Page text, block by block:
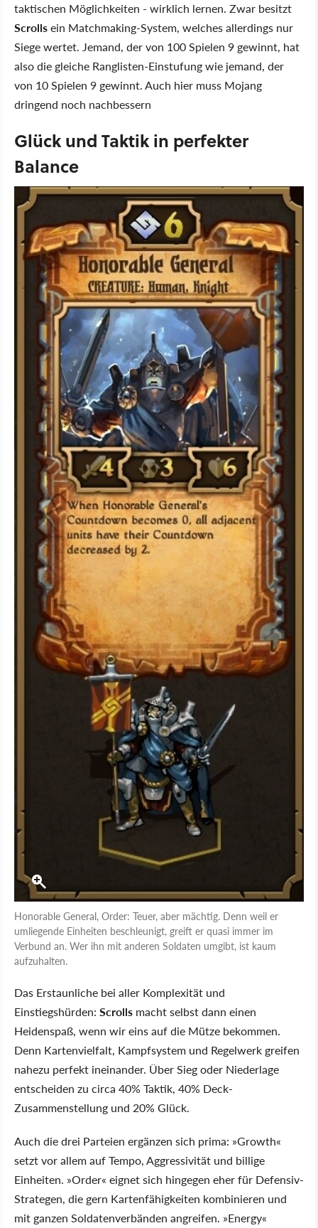
taktischen Möglichkeiten - wirklich lernen. Zwar besitzt
Scrollsein Matchmaking-System, welches allerdings nur
Siege wertet. Jemand, der von 100 Spielen 9 gewinnt, hat
also die gleiche Ranglisten-Einstufung wie jemand, der
von 10 Spielen 9 gewinnt. Auch hier muss Mojang
dringend noch nachbessern
Glück und Taktik in perfekter
Balance
Honorable General, Order: Teuer, aber mächtig. Denn weil er
umliegende Einheiten beschleunigt, greift er quasi immer im
Verbund an. Wer ihn mit anderen Soldaten umgibt, ist kaum
aufzuhalten.
Das Erstaunliche bei aller Komplexität und
Einstiegshürden: Scrolls macht selbst dann einen
Heidenspaß, wenn wir eins auf die Mütze bekommen.
Denn Kartenvielfalt, Kampfsystem und Regelwerk greifen
nahezu perfekt ineinander. Über Sieg oder Niederlage
entscheiden zu circa 40% Taktik, 40% Deck-
Zusammenstellung und 20% Glück.
Auch die drei Parteien ergänzen sich prima: »Growth«
setzt vor allem auf Tempo, Aggressivität und billige
Einheiten. »Order« eignet sich hingegen eher für Defensiv-
Strategen, die gern Kartenfähigkeiten kombinieren und
mit ganzen Soldatenverbänden angreifen. »Energy«